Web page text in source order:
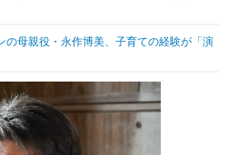
その他
の母親役・永作博美、子育ての経験が「演